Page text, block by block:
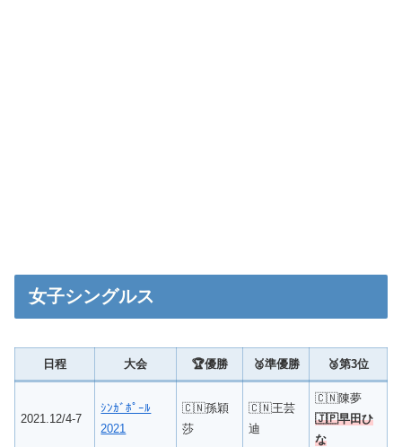
女子シングルス
日程 大会 🏆優勝 🥈準優勝 🥉第3位
2021.12/4-7
ｼﾝｶﾞﾎﾟｰﾙ
2021
🇨🇳孫穎
莎
🇨🇳王芸
迪
🇨🇳陳夢
🇯🇵早田ひ
な